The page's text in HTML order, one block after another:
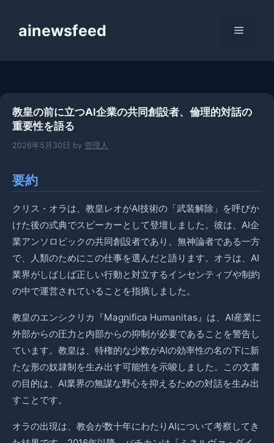
ainewsfeed メ
教皇の前に立つAI企業の共同創設者、倫理的対話の
重要性を語る
2026年5月30日 by 管理人
要約
クリス・オラは、教皇レオがAI技術の「武装解除」を呼びか
けた後の式典でスピーカーとして登壇しました。彼は、AI企
業アンソロピックの共同創設者であり、無神論者である一方
で、人類のためにこの仕事を選んだと語ります。オラは、AI
業界がしばしば正しい行動と対立するインセンティブや制約
の中で運営されていることを指摘しました。
教皇のエンシクリカ『Magnifica Humanitas』は、AI産業に
外部からの圧力と内部からの抑制が必要であることを警告し
ています。教皇は、特権的な少数がAIの効率性の名の下に新
たな形の奴隷制を生み出す可能性を示唆しました。この文書
の目的は、AI業界の無謀な野心を抑えるための対話を生み出
すことです。
オラの出現は、教会が数十年にわたりAIについて考察してき